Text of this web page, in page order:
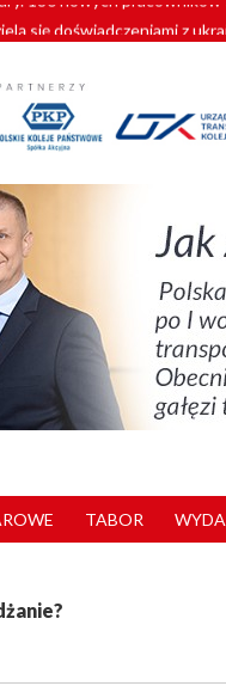
się doświadczeniami z
Vectrony na 230 km/h
pociągi od PESA. Sześć
180 nowych pracowników
TABOR